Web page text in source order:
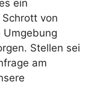
ein
von
Umgebung
Stellen sei
am